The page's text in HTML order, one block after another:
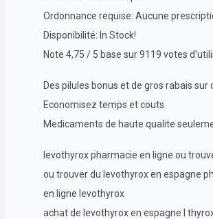
Ordonnance requise: Aucune
Disponibilité: In Stock!
Note 4,75 / 5 base sur 9119 votes
Des pilules bonus et de gros rabais
Economisez temps et couts
Medicaments de haute qualite
levothyrox pharmacie en ligne ou
ou trouver du levothyrox en espagne
en ligne levothyrox
achat de levothyrox en espagne l